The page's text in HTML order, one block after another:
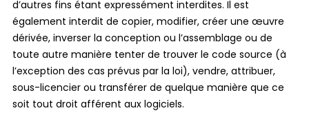
d’autres fins étant expressément interdites. Il est
également interdit de copier, modifier, créer une œuvre
dérivée, inverser la conception ou l’assemblage ou de
toute autre manière tenter de trouver le code source (à
l’exception des cas prévus par la loi), vendre, attribuer,
sous-licencier ou transférer de quelque manière que ce
soit tout droit afférent aux logiciels.